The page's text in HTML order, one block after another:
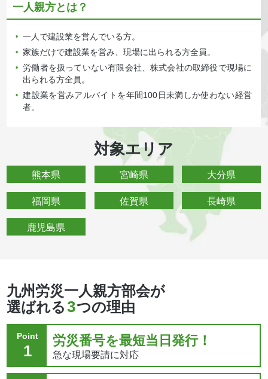
一人親方とは？
• 一人で建設業を営んでいる方。
• 家族だけで建設業を営み、現場に出られる方全員。
• 労働者を扱っていない有限会社、株式会社の取締役で現場に
出られる方全員。
• 建設業を営みアルバイトを年間100日未満しか使わない経営
者。
対象エリア
熊本県 宮崎県 大分県
福岡県 佐賀県 長崎県
鹿児島県
九州労災一人親方部会が
選ばれる3つの理由
Point
1
労災番号を最短当日発行！
急な現場要請に対応